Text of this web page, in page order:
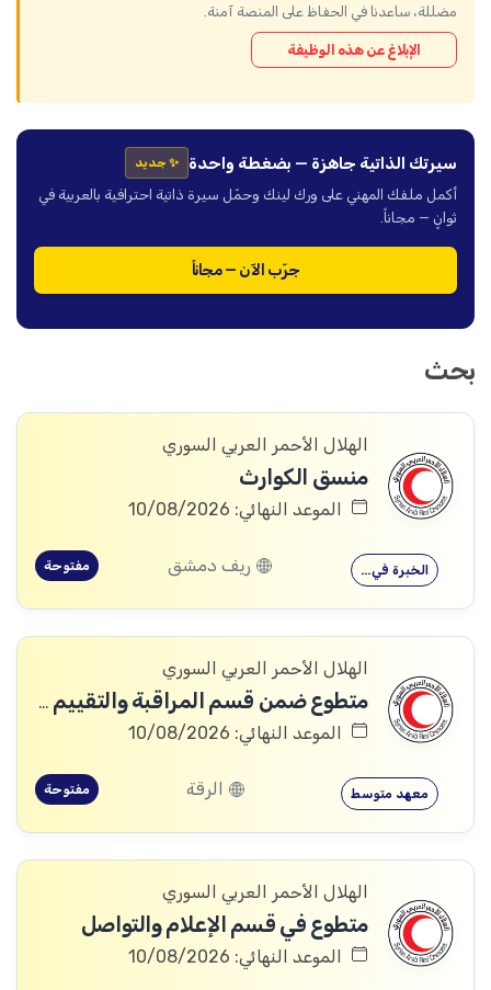
مضللة، ساعدنا في الحفاظ على المنصة آمنة.
الإبلاغ عن هذه الوظيفة
سيرتك الذاتية جاهزة — بضغطة واحدة ✨ جديد
أكمل ملفك المهني على ورك لينك وحمّل سيرة ذاتية احترافية بالعربية في
ثوانٍ — مجاناً.
جرّب الآن — مجاناً
بحث
الهلال الأحمر العربي السوري
منسق الكوارث
الموعد النهائي: 10/08/2026
الخبرة في… ريف دمشق مفتوحة
الهلال الأحمر العربي السوري
متطوع ضمن قسم المراقبة والتقييم والتعلم (MEAL)
الموعد النهائي: 10/08/2026
معهد متوسط الرقة مفتوحة
الهلال الأحمر العربي السوري
متطوع في قسم الإعلام والتواصل
الموعد النهائي: 10/08/2026